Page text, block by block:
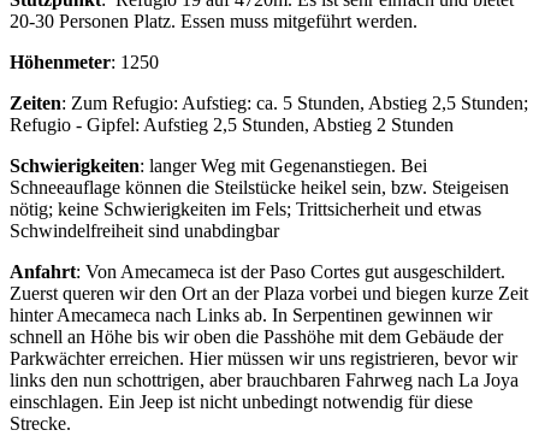
20-30 Personen Platz. Essen muss mitgeführt werden.
Höhenmeter: 1250
Zeiten: Zum Refugio: Aufstieg: ca. 5 Stunden, Abstieg 2,5 Stunden;
Refugio - Gipfel: Aufstieg 2,5 Stunden, Abstieg 2 Stunden
Schwierigkeiten: langer Weg mit Gegenanstiegen. Bei
Schneeauflage können die Steilstücke heikel sein, bzw. Steigeisen
nötig; keine Schwierigkeiten im Fels; Trittsicherheit und etwas
Schwindelfreiheit sind unabdingbar
Anfahrt: Von Amecameca ist der Paso Cortes gut ausgeschildert.
Zuerst queren wir den Ort an der Plaza vorbei und biegen kurze Zeit
hinter Amecameca nach Links ab. In Serpentinen gewinnen wir
schnell an Höhe bis wir oben die Passhöhe mit dem Gebäude der
Parkwächter erreichen. Hier müssen wir uns registrieren, bevor wir
links den nun schottrigen, aber brauchbaren Fahrweg nach La Joya
einschlagen. Ein Jeep ist nicht unbedingt notwendig für diese
Strecke.